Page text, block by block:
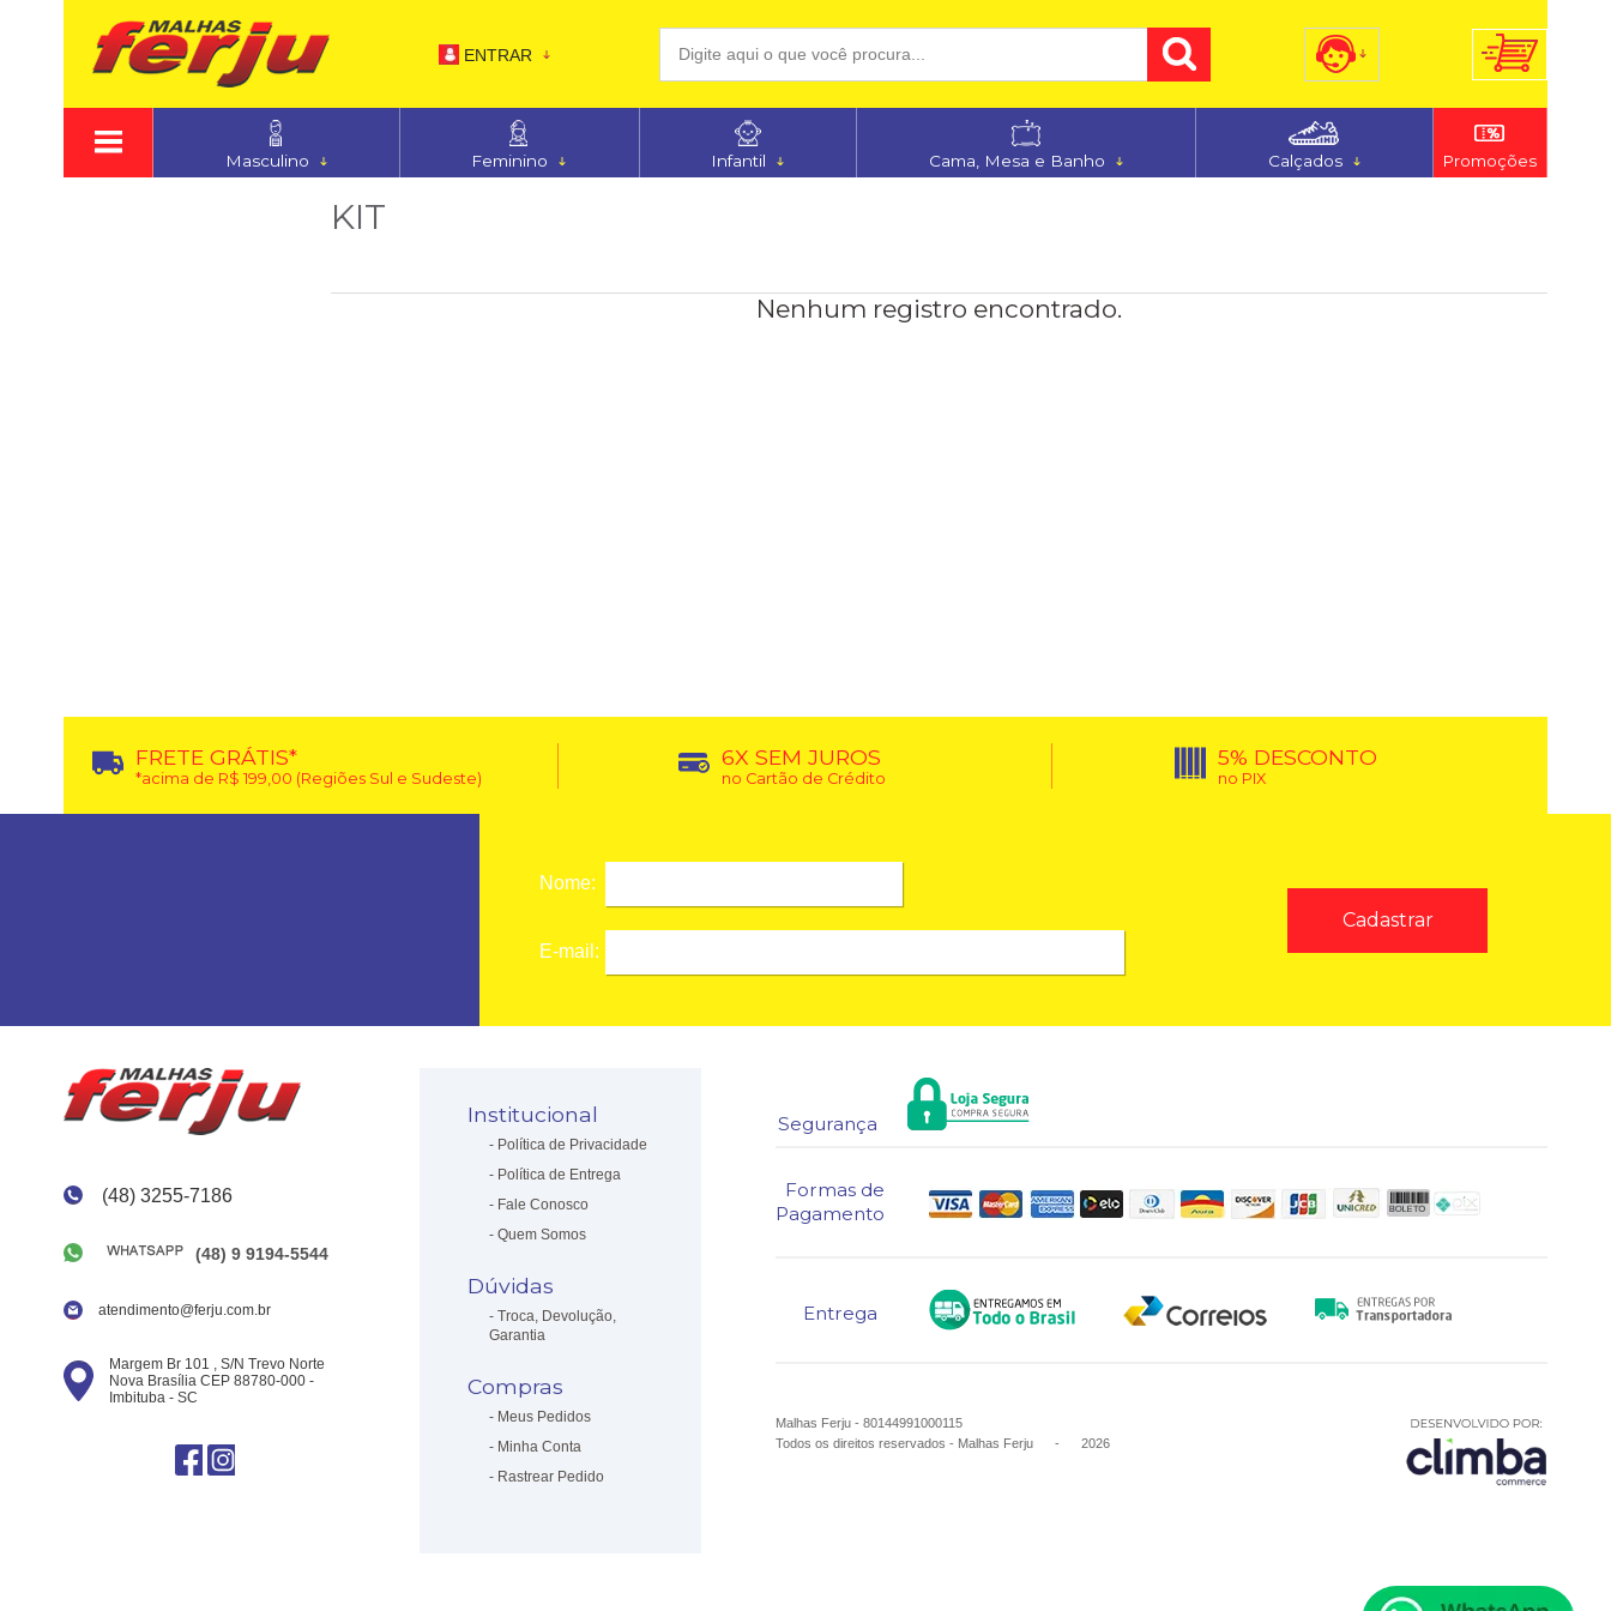
ENTRAR
(48) 3255-7186
Masculino Feminino Infantil Cama, Mesa e Banho Calçados Promoções
KIT
Nenhum registro encontrado.
FRETE GRÁTIS*
*acima de R$ 199,00 (Regiões Sul e Sudeste)
6X SEM JUROS
no Cartão de Crédito
5% DESCONTO
no PIX
Nome:
E-mail:
(48) 3255-7186
(48) 9 9194-5544
atendimento@ferju.com.br
Margem Br 101 , S/N Trevo Norte
Nova Brasília CEP 88780-000 -
Imbituba - SC
Institucional
Política de Privacidade
Política de Entrega
Fale Conosco
Quem Somos
Dúvidas
Troca, Devolução,
Garantia
Compras
Meus Pedidos
Minha Conta
Rastrear Pedido
Segurança
Formas de
Pagamento
Entrega
Malhas Ferju - 80144991000115
Todos os direitos reservados- Malhas Ferju - 2026